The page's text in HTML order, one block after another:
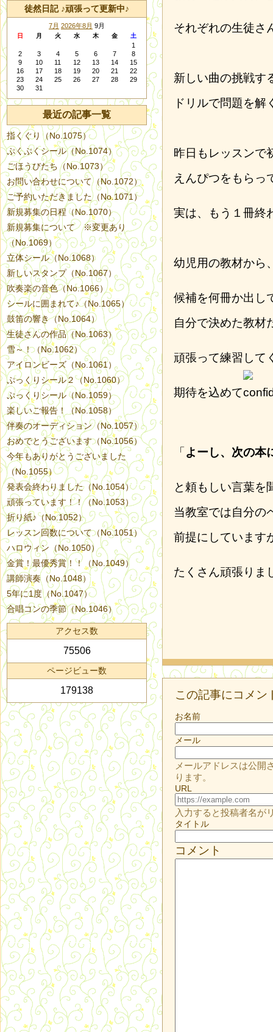
それぞれの生徒さ
新しい曲の挑戦す
ドリルで問題を解
昨日もレッスンで
えんぴつをもらっ
実は、もう１冊終
幼児用の教材から
候補を何冊か出し
自分で決めた教材
頑張って練習して
期待を込めて
「 よーし、次の本
と頼もしい言葉を
当教室では自分の
前提にしています
たくさん頑張りま
この記事にコメン
お名前
メール
メールアドレスは公開
ります。
URL
入力すると投稿者名が
タイトル
コメント
徒然日記 ♪頑張って更新中♪
7月 2026年8月 9月
日 月 火 水 木 金 土
1
2
3 4 5 6 7
8
9
10 11 12 13 14
15
16
17 18 19 20 21
22
23
24 25 26 27 28
29
30
31
最近の記事一覧
指くぐり（No.1075）
ぷくぷくシール（No.1074）
ごほうびたち（No.1073）
お問い合わせについて（No.1072）
ご予約いただきました（No.1071）
新規募集の日程（No.1070）
新規募集について ※変更あり
（No.1069）
立体シール（No.1068）
新しいスタンプ（No.1067）
吹奏楽の音色（No.1066）
シールに囲まれて♪（No.1065）
鼓笛の響き（No.1064）
生徒さんの作品（No.1063）
雪～！（No.1062）
アイロンビーズ（No.1061）
ぷっくりシール２（No.1060）
ぷっくりシール（No.1059）
楽しいご報告！（No.1058）
伴奏のオーディション（No.1057）
おめでとうございます（No.1056）
今年もありがとうございました
（No.1055）
発表会終わりました（No.1054）
頑張っています！！（No.1053）
折り紙♪（No.1052）
レッスン回数について（No.1051）
ハロウィン（No.1050）
金賞！最優秀賞！！（No.1049）
講師演奏（No.1048）
5年に1度（No.1047）
合唱コンの季節（No.1046）
アクセス数
75506
ページビュー数
179138